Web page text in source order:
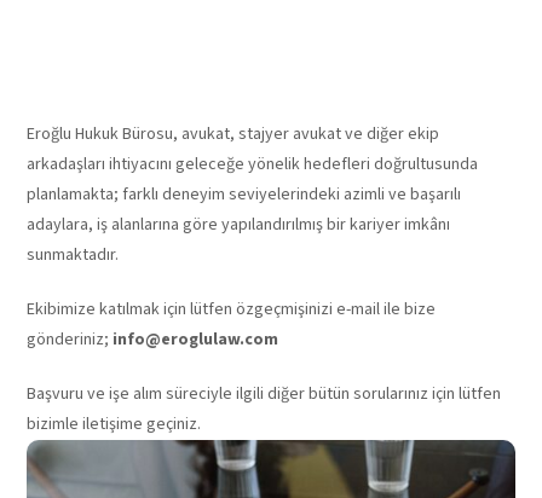
Eroğlu Hukuk Bürosu, avukat, stajyer avukat ve diğer ekip
arkadaşları ihtiyacını geleceğe yönelik hedefleri doğrultusunda
planlamakta; farklı deneyim seviyelerindeki azimli ve başarılı
adaylara, iş alanlarına göre yapılandırılmış bir kariyer imkânı
sunmaktadır.
Ekibimize katılmak için lütfen özgeçmişinizi e-mail ile bize
gönderiniz; info@eroglulaw.com
Başvuru ve işe alım süreciyle ilgili diğer bütün sorularınız için lütfen
bizimle iletişime geçiniz.